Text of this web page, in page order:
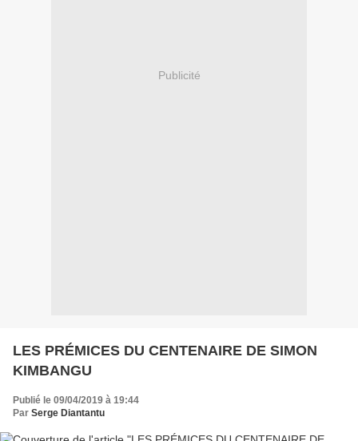
Publicité
LES PRÉMICES DU CENTENAIRE DE SIMON
KIMBANGU
Publié le 09/04/2019 à 19:44
Par Serge Diantantu